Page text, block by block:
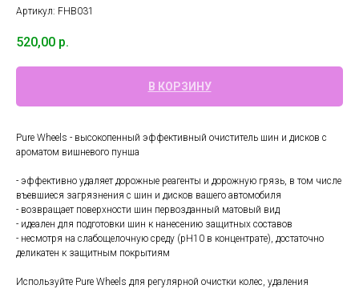
Артикул: FHB031
520,00 р.
В КОРЗИНУ
Pure Wheels - высокопенный эффективный очиститель шин и дисков с
ароматом вишневого пунша
- эффективно удаляет дорожные реагенты и дорожную грязь, в том числе
въевшиеся загрязнения с шин и дисков вашего автомобиля
- возвращает поверхности шин первозданный матовый вид
- идеален для подготовки шин к нанесению защитных составов
- несмотря на слабощелочную среду (рН10 в концентрате), достаточно
деликатен к защитным покрытиям
Используйте Pure Wheels для регулярной очистки колес, удаления